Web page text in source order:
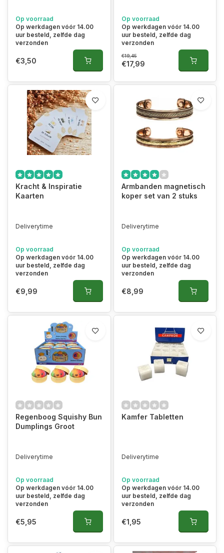
Op voorraad
Op werkdagen vóór 14.00
uur besteld, zelfde dag
verzonden
€3,50
Op voorraad
Op werkdagen vóór 14.00
uur besteld, zelfde dag
verzonden
€19,45
€17,99
Kracht & Inspiratie
Kaarten
Deliverytime
Op voorraad
Op werkdagen vóór 14.00
uur besteld, zelfde dag
verzonden
€9,99
Armbanden magnetisch
koper set van 2 stuks
Deliverytime
Op voorraad
Op werkdagen vóór 14.00
uur besteld, zelfde dag
verzonden
€8,99
Regenboog Squishy Bun
Dumplings Groot
Deliverytime
Op voorraad
Op werkdagen vóór 14.00
uur besteld, zelfde dag
verzonden
€5,95
Kamfer Tabletten
Deliverytime
Op voorraad
Op werkdagen vóór 14.00
uur besteld, zelfde dag
verzonden
€1,95